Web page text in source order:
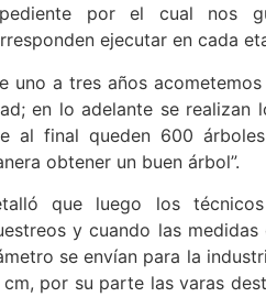
por el cual nos
ejecutar en cada
uno a tres años
en lo adelante se realizan
al final queden 600
obtener un buen árbol”.
que luego los
y cuando las
se envían para la
cm, por su parte las varas